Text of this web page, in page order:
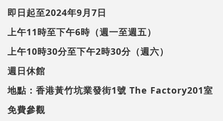
即日起至2024年9月7日
上午11時至下午6時（週一至週五）
上午10時30分至下午2時30分（週六）
週日休館
地點：香港黃竹坑業發街1號 The Factory201室
免費參觀